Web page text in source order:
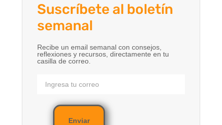
Suscríbete al boletín
semanal
Recibe un email semanal con consejos,
reflexiones y recursos, directamente en tu
casilla de correo.
Enviar